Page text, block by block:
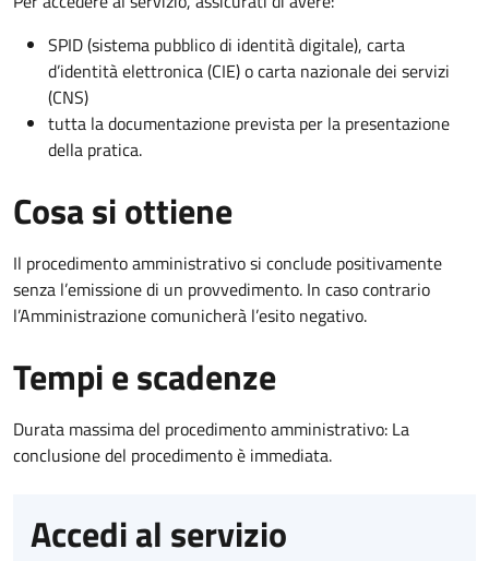
SPID (sistema pubblico di identità digitale), carta
d’identità elettronica (CIE) o carta nazionale dei servizi
(CNS)
tutta la documentazione prevista per la presentazione
della pratica.
Cosa si ottiene
Il procedimento amministrativo si conclude positivamente
senza l’emissione di un provvedimento. In caso contrario
l’Amministrazione comunicherà l’esito negativo.
Tempi e scadenze
Durata massima del procedimento amministrativo: La
conclusione del procedimento è immediata.
Accedi al servizio